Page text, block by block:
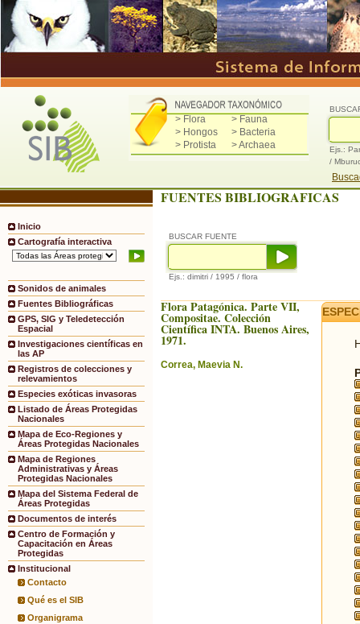
> Flora
> Fauna
> Hongos
> Bacteria
> Protista
> Archaea
Ejs.:
/
Inicio
Cartografía interactiva
Sonidos de animales
Fuentes Bibliográficas
GPS, SIG y Teledetección
Espacial
Investigaciones científicas en
las AP
Registros de colecciones y
relevamientos
Especies exóticas invasoras
Listado de Áreas Protegidas
Nacionales
Mapa de Eco-Regiones y
Áreas Protegidas Nacionales
Mapa de Regiones
Administrativas y Áreas
Protegidas Nacionales
Mapa del Sistema Federal de
Áreas Protegidas
Documentos de interés
Centro de Formación y
Capacitación en Áreas
Protegidas
Institucional
Contacto
Qué es el SIB
Organigrama
FUENTES BIBLIOGRAFICAS
BUSCAR FUENTE
Ejs.: dimitri / 1995 / flora
Flora Patagónica. Parte VII,
Compositae. Colección
Científica INTA. Buenos Aires,
1971.
Correa, Maevia N.